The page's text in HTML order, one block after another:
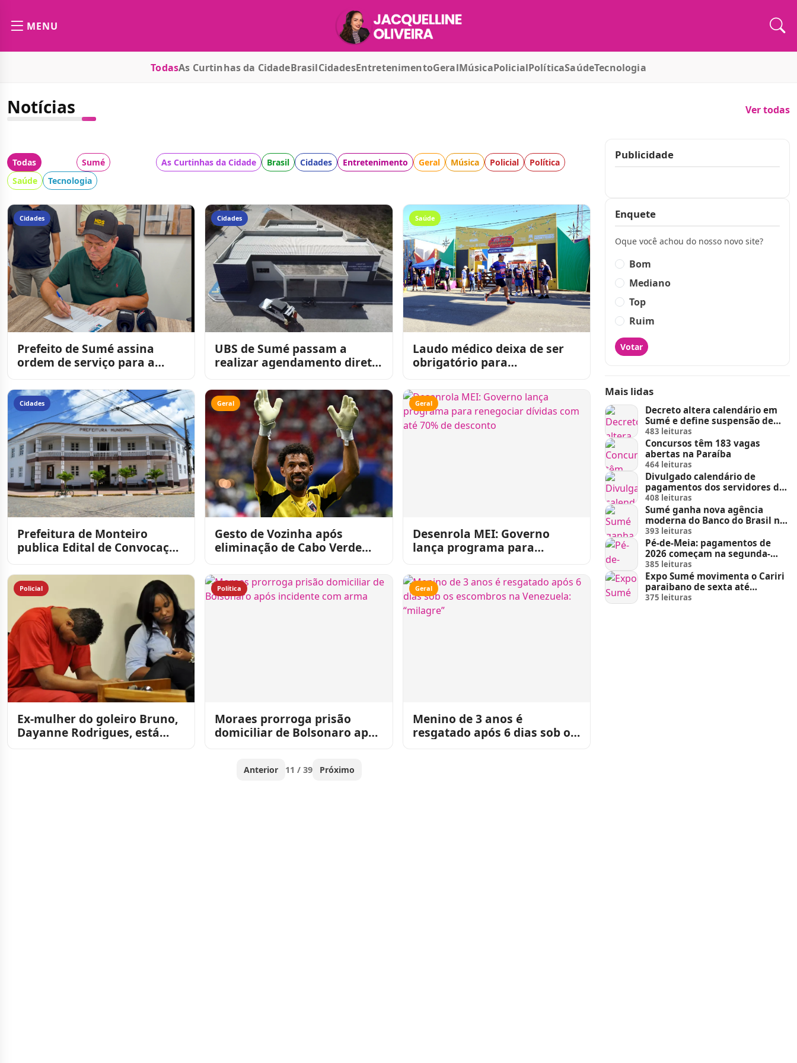
MENU
TodasAs Curtinhas da CidadeBrasilCidadesEntretenimentoGeralMúsicaPolicialPolíticaSaúdeTecnologia
Notícias Ver todas
Todas Sumé As Curtinhas da Cidade Brasil Cidades Entretenimento Geral Música Policial
Política
Saúde
Tecnologia
Cidades
Prefeito de Sumé assina
ordem de serviço para a
populares
Cidades
UBS de Sumé passam a
realizar agendamento direto
partir de julho
Saúde
Laudo médico deixa de ser
obrigatório para
rua na Paraíba
Cidades
Prefeitura de Monteiro
publica Edital de Convocação
Público 001/2025
Geral
Gesto de Vozinha após
eliminação de Cabo Verde
Geral
Desenrola MEI: Governo
lança programa para
70% de desconto
Policial
Ex-mulher do goleiro Bruno,
Dayanne Rodrigues, está
Política
Moraes prorroga prisão
domiciliar de Bolsonaro após
Geral
Menino de 3 anos é
resgatado após 6 dias sob os
Anterior 11 / 39 Próximo
Publicidade
Enquete
Oque você achou do nosso novo site?
Bom
Mediano
Top
Ruim
Votar
Mais lidas
Decreto altera calendário em
Sumé e define suspensão de
feira de animais e feriados
483 leituras
Concursos têm 183 vagas
abertas na Paraíba
464 leituras
Divulgado calendário de
pagamentos dos servidores do
Estado
408 leituras
Sumé ganha nova agência
moderna do Banco do Brasil no
Sumé Shopping
393 leituras
Pé-de-Meia: pagamentos de
2026 começam na segunda-
feira (23)
385 leituras
Expo Sumé movimenta o Cariri
paraibano de sexta até
domingo
375 leituras